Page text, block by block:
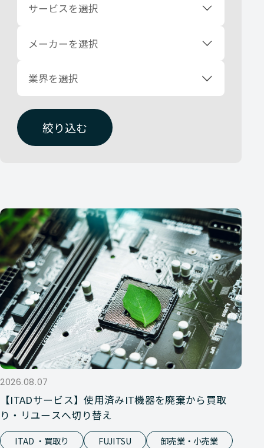
サービスを選択
メーカーを選択
業界を選択
絞り込む
2026.08.07
【ITADサービス】使用済みIT機器を廃棄から買取
り・リユースへ切り替え
ITAD ・買取り FUJITSU 卸売業・小売業